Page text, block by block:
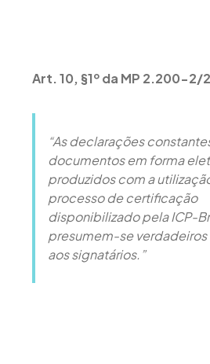
Art. 10, §1º da MP 2.200-2/
“As declarações
documentos em forma
produzidos com a
processo de certificação
disponibilizado pela ICP-
presumem-se verdadeiros
aos signatários.”